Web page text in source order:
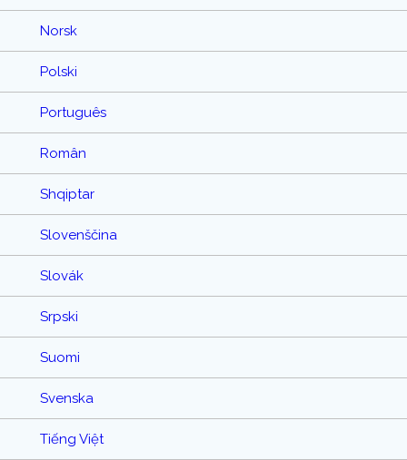
Norsk
Polski
Português
Român
Shqiptar
Slovenščina
Slovák
Srpski
Suomi
Svenska
Tiếng Việt